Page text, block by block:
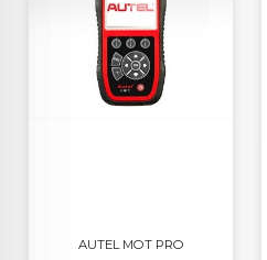
AUTEL MOT PRO